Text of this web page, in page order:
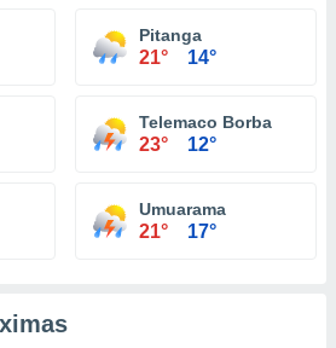
Pitanga
21° 14°
Telemaco Borba
23° 12°
Umuarama
21° 17°